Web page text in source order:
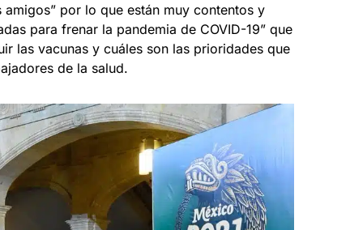
por lo que están muy contentos y
para frenar la pandemia de COVID-19” que
las vacunas y cuáles son las prioridades que
de la salud.